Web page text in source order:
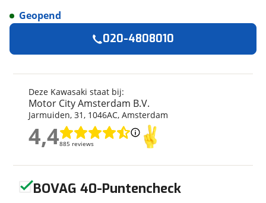
Merk
Kawasaki
Model
Eliminator 500
Bouwjaar
Modeljaar
2026
Categorie
Chopper
Geschikt voor
A2 rijbewijs
Nieuw of occasion
Nieuw
Deze Kawasaki staat bij:
Motor City Amsterdam B.V.
Jarmuiden, 31, 1046AC, Amsterdam
4,4885 reviews
4,4
Geopend
020-4808010
BOVAG 40-Puntencheck